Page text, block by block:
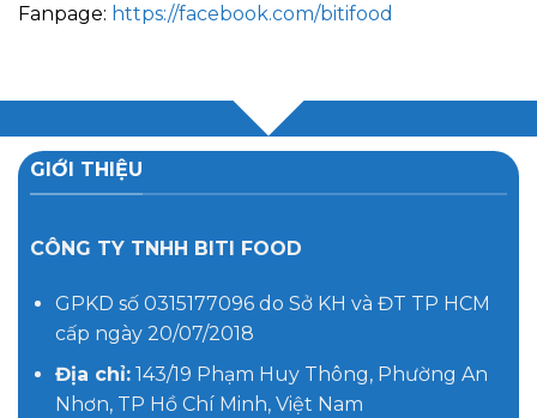
Fanpage: https://facebook.com/bitifood
GIỚI THIỆU
CÔNG TY TNHH BITI FOOD
GPKD số 0315177096 do Sở KH và ĐT TP HCM
cấp ngày 20/07/2018
Địa chỉ:143/19 Phạm Huy Thông, Phường An
Nhơn, TP Hồ Chí Minh, Việt Nam